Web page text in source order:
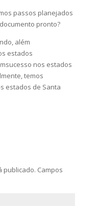
passos planejados
pronto?
além
estados
nos estados
temos
estados de Santa
publicado. Campos